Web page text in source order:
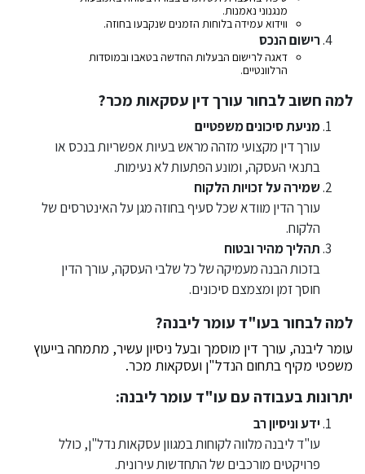
מנגנוני נאמנות.
ווידוא עמידה בלוחות הזמנים שנקבעו בחוזה.
רישום הנכס
דאגה לרישום הבעלות החדשה בטאבו ובמוסדות
הרלוונטיים.
למה חשוב לבחור עורך דין עסקאות מכר?
מניעת סיכונים משפטיים
עורך דין מקצועי מזהה מראש בעיות אפשריות בנכס או
בתנאי העסקה, ומונע הפתעות לא נעימות.
שמירה על זכויות הלקוח
עורך הדין מוודא שכל סעיף בחוזה מגן על האינטרסים של
הלקוח.
תהליך מהיר ובטוח
בזכות הבנה מעמיקה של כל שלבי העסקה, עורך הדין
חוסך זמן ומצמצם סיכונים.
למה לבחור בעו"ד עומר ליבנה?
עומר ליבנה, עורך דין מוסמך ובעל ניסיון עשיר, מתמחה בייעוץ
משפטי מקיף בתחום הנדל"ן ועסקאות מכר.
יתרונות בעבודה עם עו"ד עומר ליבנה:
ידע וניסיון רב
עו"ד ליבנה מלווה לקוחות במגוון עסקאות נדל"ן, כולל
פרויקטים מורכבים של התחדשות עירונית.